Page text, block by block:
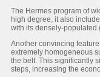
The Hermes program of
high degree, it also
with its densely-populated
Another convincing
extremely homogeneous
the belt. This significantly
steps, increasing the